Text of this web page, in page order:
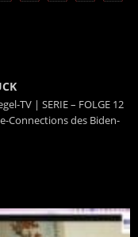
TV | SERIE – FOLGE 12
Connections des Biden-